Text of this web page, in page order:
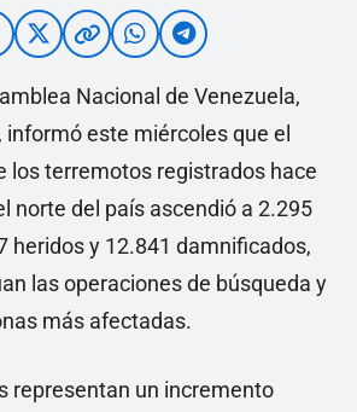
Nacional de Venezuela,
informó este miércoles que el
los terremotos registrados hace
norte del país ascendió a 2.295
heridos y 12.841 damnificados,
las operaciones de búsqueda y
más afectadas.
representan un incremento